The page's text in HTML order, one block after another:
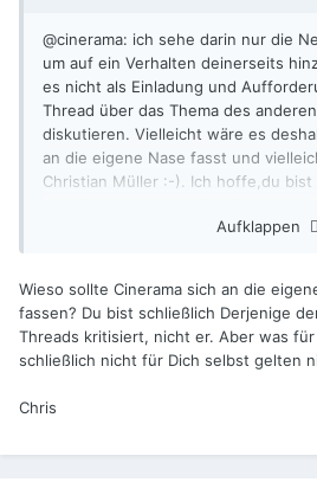
@cinerama: ich sehe darin nur die
um auf ein Verhalten deinerseits
es nicht als Einladung und
Thread über das Thema des
diskutieren. Vielleicht wäre es
an die eigene Nase fasst und
Christian Müller :-). Ich hoffe,du
Aufklappen
Wieso sollte Cinerama sich an die
fassen? Du bist schließlich Derjenige
Threads kritisiert, nicht er. Aber was
schließlich nicht für Dich selbst gelten
Chris